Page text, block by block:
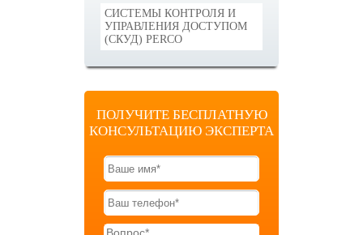
СИСТЕМЫ КОНТРОЛЯ И
УПРАВЛЕНИЯ ДОСТУПОМ
(СКУД) PERCO
ПОЛУЧИТЕ БЕСПЛАТНУЮ
КОНСУЛЬТАЦИЮ ЭКСПЕРТА